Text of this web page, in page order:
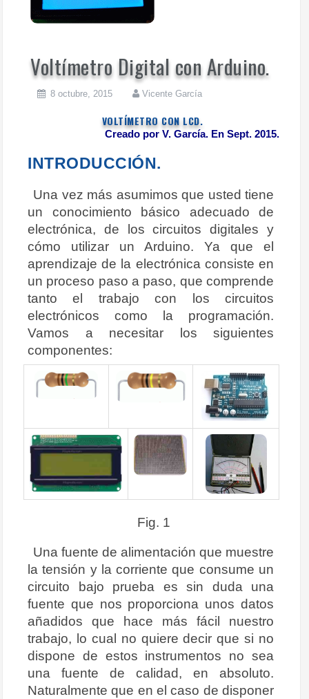
Voltímetro Digital con Arduino.
8 octubre, 2015 Vicente García
VOLTÍMETRO CON LCD.
Creado por V. García. En Sept. 2015.
INTRODUCCIÓN.
Una vez más asumimos que usted tiene
un conocimiento básico adecuado de
electrónica, de los circuitos digitales y
cómo utilizar un Arduino. Ya que el
aprendizaje de la electrónica consiste en
un proceso paso a paso, que comprende
tanto el trabajo con los circuitos
electrónicos como la programación.
Vamos a necesitar los siguientes
componentes:
Fig. 1
Una fuente de alimentación que muestre
la tensión y la corriente que consume un
circuito bajo prueba es sin duda una
fuente que nos proporciona unos datos
añadidos que hace más fácil nuestro
trabajo, lo cual no quiere decir que si no
dispone de estos instrumentos no sea
una fuente de calidad, en absoluto.
Naturalmente que en el caso de disponer